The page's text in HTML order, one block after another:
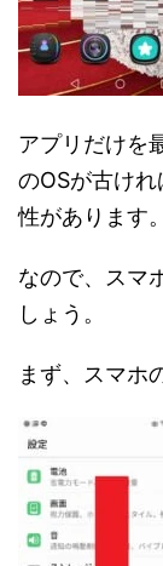
アプリだけを
のOSが古け
性があります。
なので、スマ
しょう。
まず、スマホ